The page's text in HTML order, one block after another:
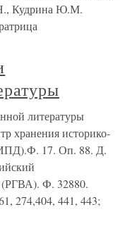
Кудрина Ю.М.
литературы
хранения историко-
17. Оп. 88. Д.
(РГВА). Ф. 32880.
274,404, 441, 443;